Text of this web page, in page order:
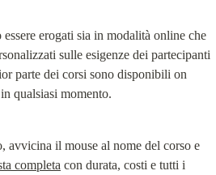
erogati sia in modalità online che
sulle esigenze dei partecipanti
parte dei corsi sono disponibili on
qualsiasi momento.
avvicina il mouse al nome del corso e
completa con durata, costi e tutti i